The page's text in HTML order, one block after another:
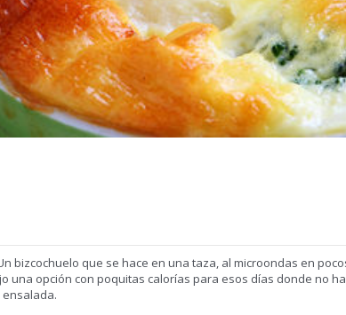
bizcochuelo que se hace en una taza, al microondas en
una opción con poquitas calorías para esos días donde no